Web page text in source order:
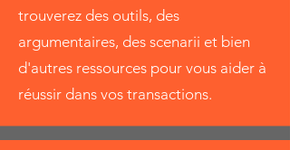
trouverez des outils, des
argumentaires, des scenarii et bien
d'autres ressources pour vous aider à
réussir dans vos transactions.